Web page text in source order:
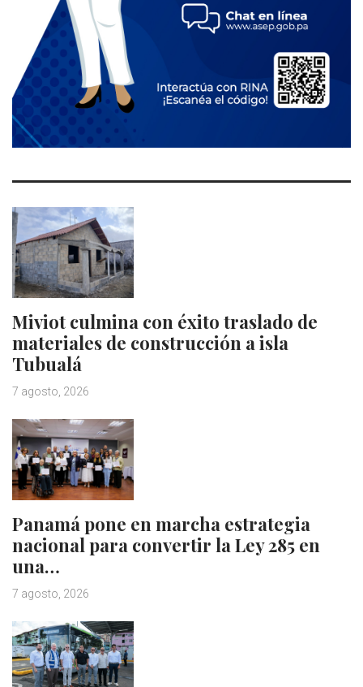
Miviot culmina con éxito traslado de
materiales de construcción a isla
Tubualá
7 agosto, 2026
Panamá pone en marcha estrategia
nacional para convertir la Ley 285 en
una…
7 agosto, 2026